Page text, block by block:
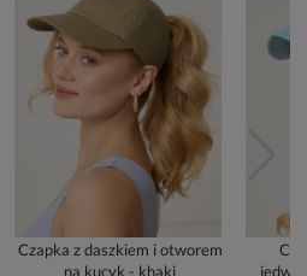
Czapka z daszkiem i otworem
na kucyk - khaki